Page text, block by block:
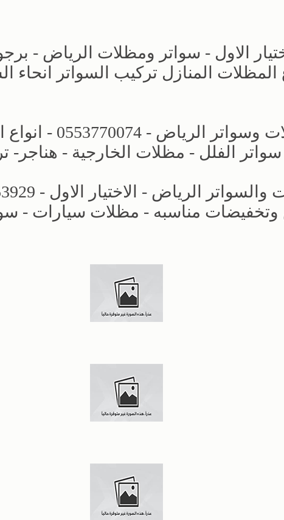
الاول - سواتر ومظلات الرياض -
- انواع المظلات المنازل تركيب السواتر
الاختيار الاول |
الفلل - مظلات الخارجية - هناجر-
وتخفيضات مناسبه - مظلات سيارات -